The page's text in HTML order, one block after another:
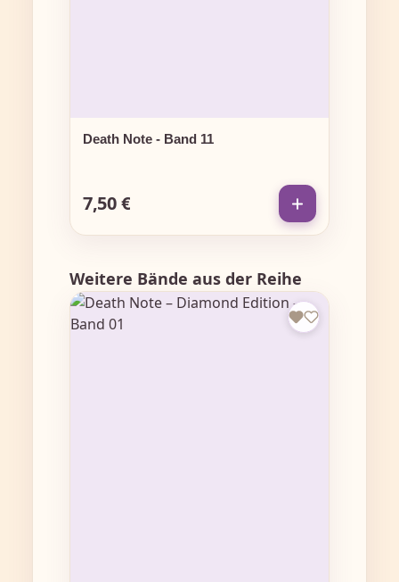
Death Note - Band 11
Regulärer Preis:
7,50 €
Produktgalerie überspringen
Weitere Bände aus der Reihe